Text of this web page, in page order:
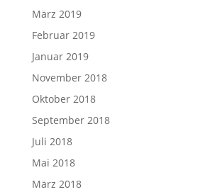
März 2019
Februar 2019
Januar 2019
November 2018
Oktober 2018
September 2018
Juli 2018
Mai 2018
März 2018